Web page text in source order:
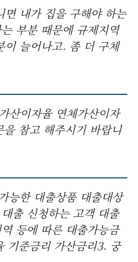
면 내가 집을 구해야 하는
부분 때문에 규제지역
이 늘어나고. 좀 더 구체
산이자율 연체가산이자
참고 해주시기 바랍니
능한 대출상품 대출대상
출 신청하는 고객 대출
등에 따른 대출가능금
기준금리 가산금리3. 궁